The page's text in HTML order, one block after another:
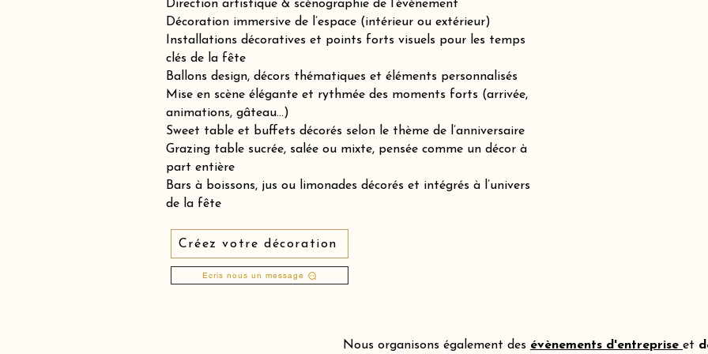
Direction artistique & scénographie de l’événement
Décoration immersive de l’espace (intérieur ou extérieur)
Installations décoratives et points forts visuels pour les temps
clés de la fête
Ballons design, décors thématiques et éléments personnalisés
Mise en scène élégante et rythmée des moments forts (arrivée,
animations, gâteau…)
Sweet table et buffets décorés selon le thème de l’anniversaire
Grazing table sucrée, salée ou mixte, pensée comme un décor à
part entière
Bars à boissons, jus ou limonades décorés et intégrés à l’univers
de la fête
Créez votre décoration
Ecris nous un message
Nous organisons également des évènements d'entreprise et